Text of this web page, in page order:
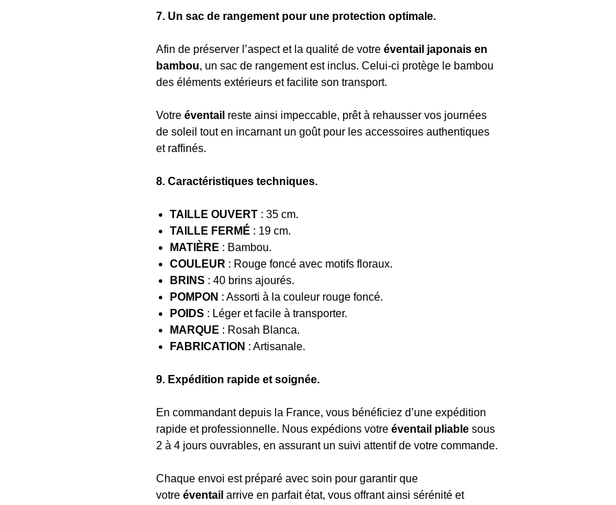
7. Un sac de rangement pour une protection optimale.
Afin de préserver l’aspect et la qualité de votre éventail japonais en
bambou, un sac de rangement est inclus. Celui-ci protège le bambou
des éléments extérieurs et facilite son transport.
Votre éventail reste ainsi impeccable, prêt à rehausser vos journées
de soleil tout en incarnant un goût pour les accessoires authentiques
et raffinés.
8. Caractéristiques techniques.
TAILLE OUVERT : 35 cm.
TAILLE FERMÉ : 19 cm.
MATIÈRE : Bambou.
COULEUR : Rouge foncé avec motifs floraux.
BRINS : 40 brins ajourés.
POMPON : Assorti à la couleur rouge foncé.
POIDS : Léger et facile à transporter.
MARQUE : Rosah Blanca.
FABRICATION : Artisanale.
9. Expédition rapide et soignée.
En commandant depuis la France, vous bénéficiez d’une expédition
rapide et professionnelle. Nous expédions votre éventail pliable sous
2 à 4 jours ouvrables, en assurant un suivi attentif de votre commande.
Chaque envoi est préparé avec soin pour garantir que
votre éventail arrive en parfait état, vous offrant ainsi sérénité et